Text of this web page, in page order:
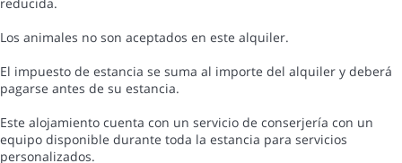
Los animales no son aceptados en este alquiler.
El impuesto de estancia se suma al importe del alquiler y deberá
pagarse antes de su estancia.
Este alojamiento cuenta con un servicio de conserjería con un
equipo disponible durante toda la estancia para servicios
personalizados.